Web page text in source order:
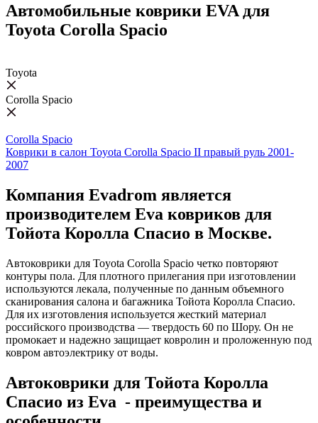
Автомобильные коврики EVA для
Toyota Corolla Spacio
Toyota
Corolla Spacio
Corolla Spacio
Коврики в салон Toyota Corolla Spacio II правый руль 2001-
2007
Компания Evadrom является
производителем Eva ковриков для
Тойота Королла Спасио в Москве.
Автоковрики для Toyota Corolla Spacio четко повторяют
контуры пола. Для плотного прилегания при изготовлении
используются лекала, полученные по данным объемного
сканирования салона и багажника Тойота Королла Спасио.
Для их изготовления используется жесткий материал
российского производства — твердость 60 по Шору. Он не
промокает и надежно защищает ковролин и проложенную под
ковром автоэлектрику от воды.
Автоковрики для Тойота Королла
Спасио из Eva - преимущества и